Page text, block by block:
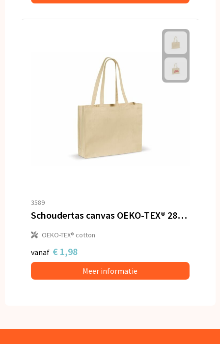
3589
Schoudertas canvas OEKO-TEX® 280g/m² 45x10x33cm
OEKO-TEX® cotton
vanaf € 1,98
Meer informatie